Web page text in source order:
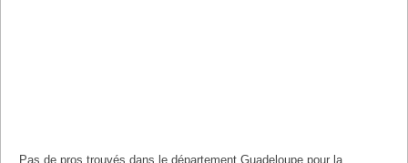
Pas de pros trouvés dans le département Guadeloupe pour la